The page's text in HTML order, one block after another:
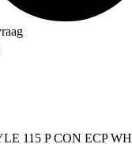
115 P CON ECP WH